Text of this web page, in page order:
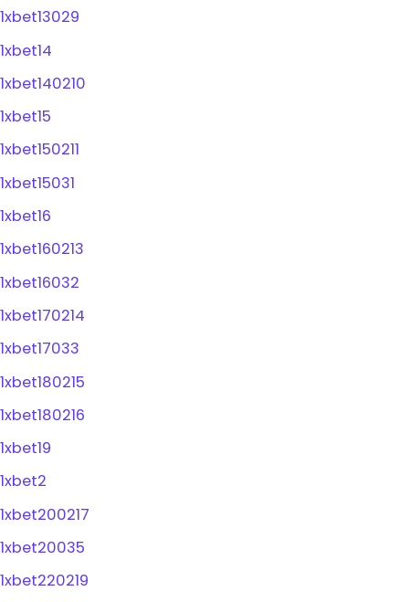
1xbet13029
1xbet14
1xbet140210
1xbet15
1xbet150211
1xbet15031
1xbet16
1xbet160213
1xbet16032
1xbet170214
1xbet17033
1xbet180215
1xbet180216
1xbet19
1xbet2
1xbet200217
1xbet20035
1xbet220219